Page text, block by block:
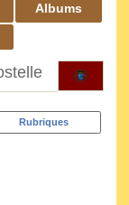
Albums
Rubriques